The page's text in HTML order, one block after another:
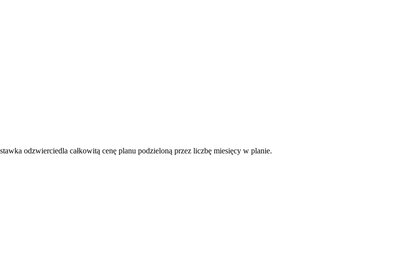
odzwierciedla całkowitą cenę planu podzieloną przez liczbę miesięcy w planie.